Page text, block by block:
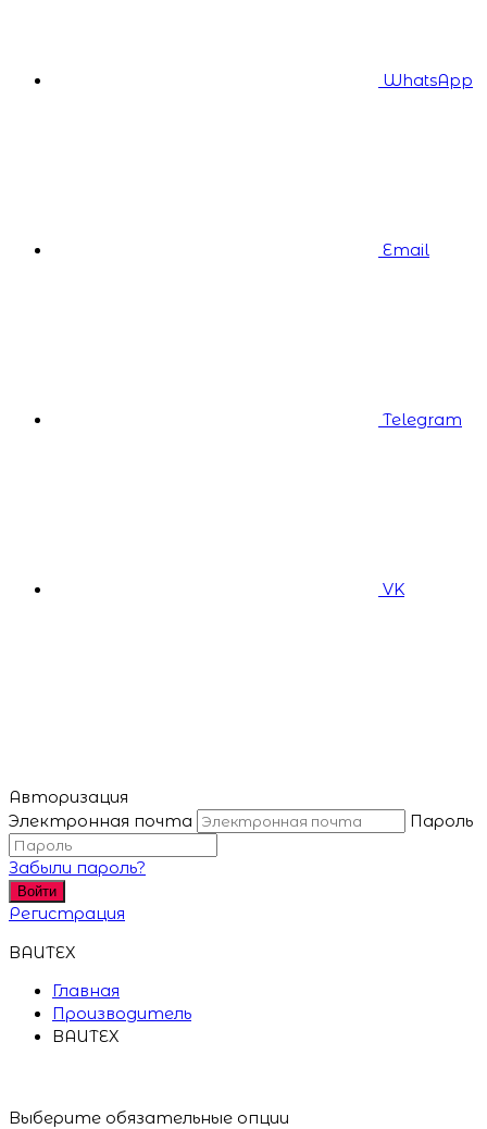
WhatsApp
Email
Telegram
VK
Авторизация
Электронная почта
Пароль
Забыли пароль?
Войти
Регистрация
BAUTEX
Главная
Производитель
BAUTEX
Выберите обязательные опции